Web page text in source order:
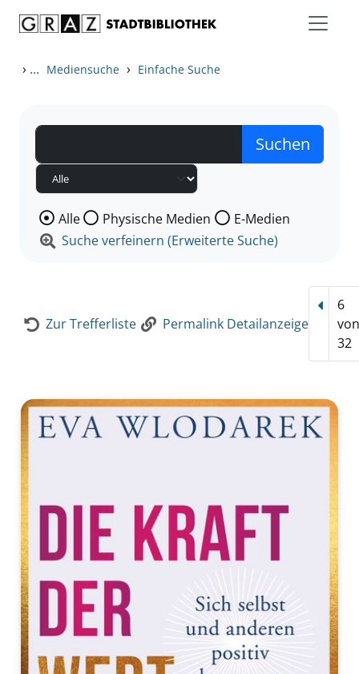
› ... Mediensuche › Einfache Suche
Wählen Sie die Medienart nach der Sie suchen wollen.
Alle Physische Medien
E-Medien
Suche verfeinern (Erweiterte Suche)
Zur Trefferliste Permalink Detailanzeige
6
32